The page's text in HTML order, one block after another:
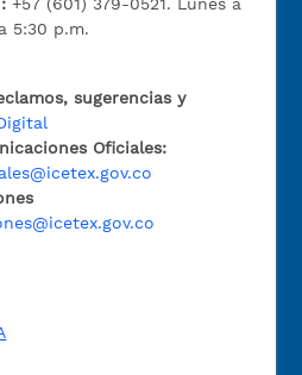
5:30 p.m.
sugerencias y
Oficiales: